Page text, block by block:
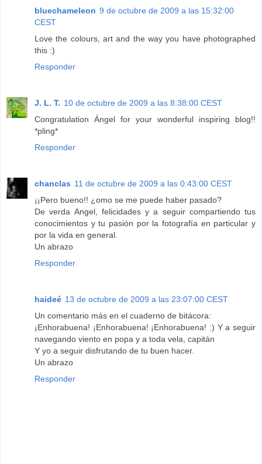
bluechameleon 9 de octubre de 2009 a las 15:32:00
CEST
Love the colours, art and the way you have photographed
this :)
Responder
J. L. T. 10 de octubre de 2009 a las 8:38:00 CEST
Congratulation Ángel for your wonderful inspiring blog!!
*pling*
Responder
chanclas 11 de octubre de 2009 a las 0:43:00 CEST
¡¡Pero bueno!! ¿omo se me puede haber pasado?
De verda Angel, felicidades y a seguir compartiendo tus
conocimientos y tu pasión por la fotografía en particular y
por la vida en general.
Un abrazo
Responder
haideé 13 de octubre de 2009 a las 23:07:00 CEST
Un comentario más en el cuaderno de bitácora:
¡Enhorabuena! ¡Enhorabuena! ¡Enhorabuena! :) Y a seguir
navegando viento en popa y a toda vela, capitán
Y yo a seguir disfrutando de tu buen hacer.
Un abrazo
Responder